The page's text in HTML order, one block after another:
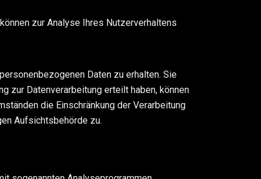
zur Analyse Ihres Nutzerverhaltens
Daten zu erhalten. Sie
zur Datenverarbeitung erteilt haben, können
die Einschränkung der Verarbeitung
Aufsichtsbehörde zu.